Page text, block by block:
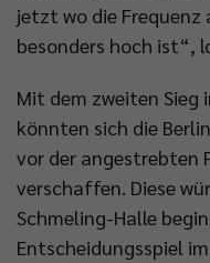
jetzt wo die Frequenz
besonders hoch ist“,
Mit dem zweiten Sieg
könnten sich die
vor der angestrebten
verschaffen. Diese
Schmeling-Halle
Entscheidungsspiel